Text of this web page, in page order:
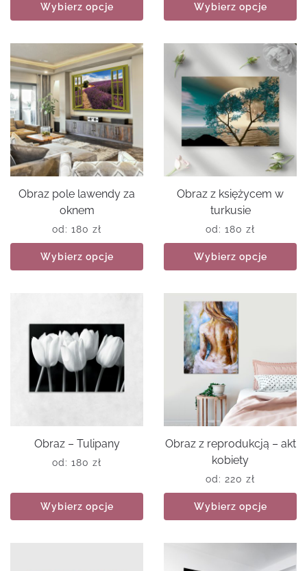
Wybierz opcje Wybierz opcje
Obraz pole lawendy za
oknem
od: 180 zł
Wybierz opcje
Obraz z księżycem w
turkusie
od: 180 zł
Wybierz opcje
Obraz – Tulipany
od: 180 zł
Wybierz opcje
Obraz z reprodukcją – akt
kobiety
od: 220 zł
Wybierz opcje